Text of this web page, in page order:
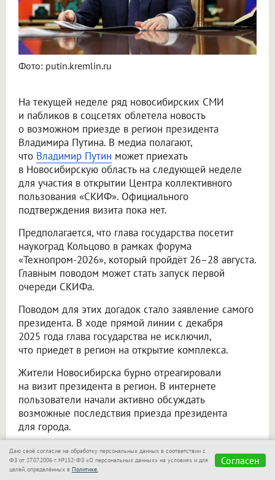
Фото: putin.kremlin.ru
На текущей неделе ряд новосибирских СМИ
и пабликов в соцсетях облетела новость
о возможном приезде в регион президента
Владимира Путина. В медиа полагают,
что Владимир Путин может приехать
в Новосибирскую область на следующей неделе
для участия в открытии Центра коллективного
пользования «СКИФ». Официального
подтверждения визита пока нет.
Предполагается, что глава государства посетит
наукоград Кольцово в рамках форума
«Технопром-2026», который пройдёт 26–28 августа.
Главным поводом может стать запуск первой
очереди СКИФа.
Поводом для этих догадок стало заявление самого
президента. В ходе прямой линии с декабря
2025 года глава государства не исключил,
что приедет в регион на открытие комплекса.
Жители Новосибирска бурно отреагировали
на визит президента в регион. В интернете
пользователи начали активно обсуждать
возможные последствия приезда президента
для города.
Часть горожан предполагает, что визит может
привести к временным ограничениям движения
и пробкам.
Даю своё согласие на обработку персональных данных в соответствии с
ФЗ от 27.07.2006 г. №152-ФЗ «О персональных данных» на условиях и для
целей, определённых в Политике.
Согласен